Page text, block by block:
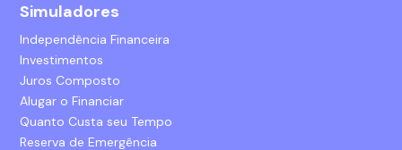
Simuladores
Independência Financeira
Investimentos
Juros Composto
Alugar o Financiar
Quanto Custa seu Tempo
Reserva de Emergência